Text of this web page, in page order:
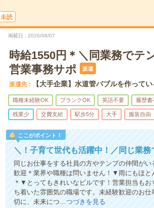
未読
掲載日 2026/08/07
時給1550円＊＼同業務でテ
営業事務サポ
派遣
派遣先 【大手企業】水道管バブルを作って
職種未経験OK ブランクOK 英語不要 履歴書
残業少 交費支給 駅歩5分 大手 服装自由
ここがポイント！
＼！子育て世代も活躍中！／同じ業
同じお仕事をする社員の方やテンプの仲間が
歓迎＊業界や職種は問いません！▼雨にもほ
＊▼とってもきれいなビルです！営業担当も
ち着いた雰囲気の職場です。未経験歓迎のお
切に、未来につ…つづきを見る